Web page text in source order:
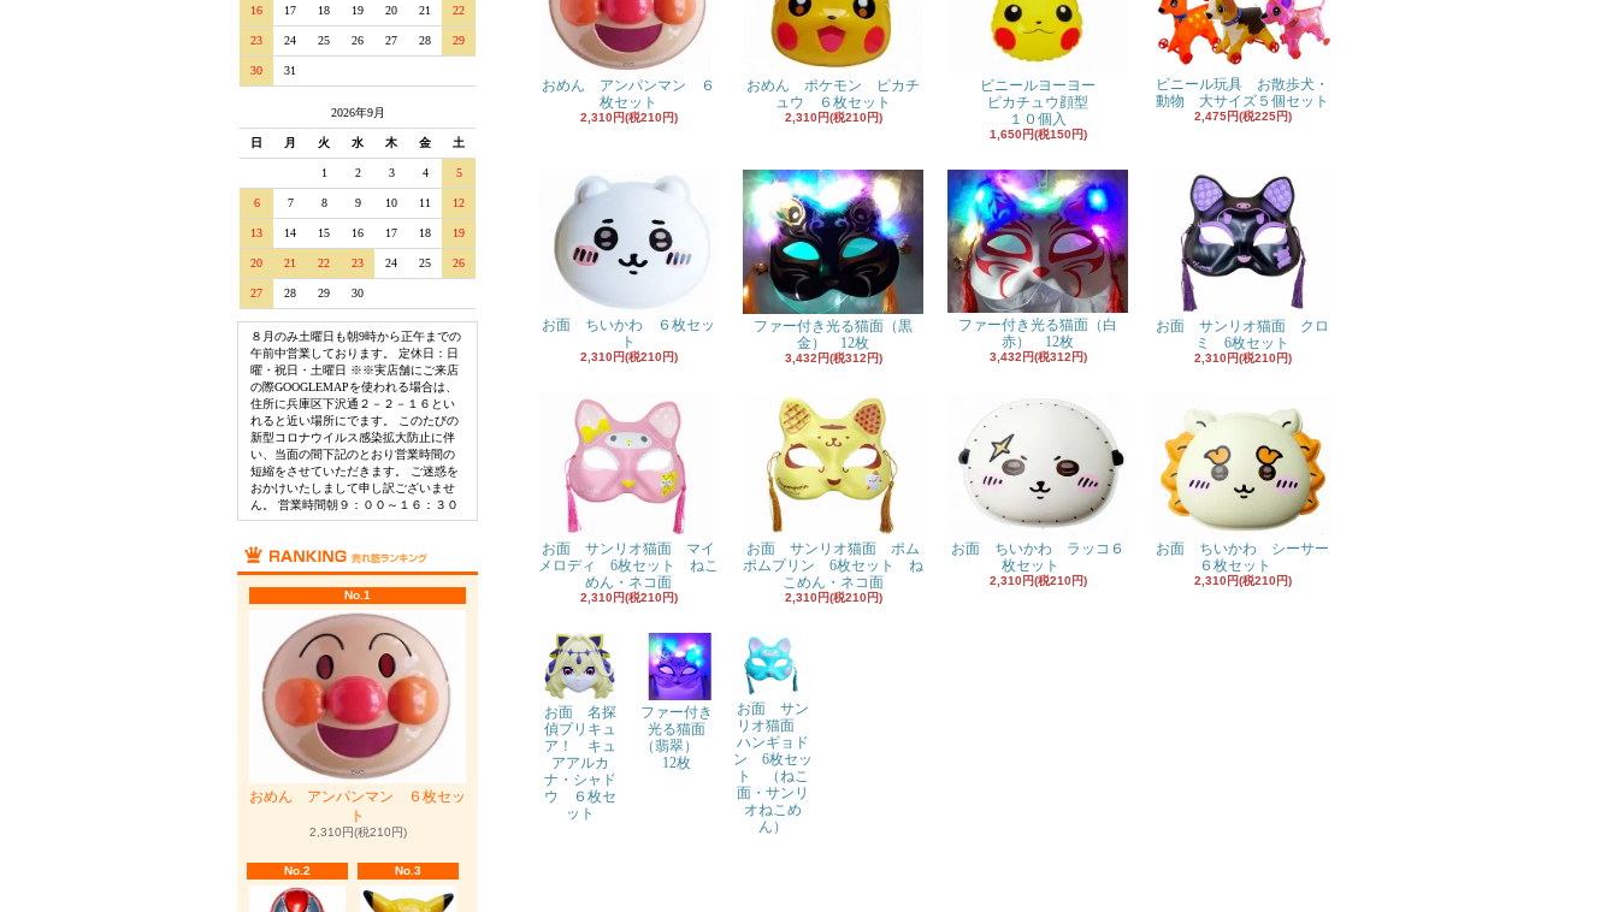
16 17 18 19 20 21 22
23 24 25 26 27 28 29
30 31
2026年9月
日 月 火 水 木 金 土
1 2 3 4 5
6 7 8 9 10 11 12
13 14 15 16 17 18 19
20 21 22 23 24 25 26
27 28 29 30
８月のみ土曜日も朝9時から正午までの
午前中営業しております。 定休日：日
曜・祝日・土曜日 ※※実店舗にご来店
の際GOOGLEMAPを使われる場合は、
住所に兵庫区下沢通２－２－１６とい
れると近い場所にでます。 このたびの
新型コロナウイルス感染拡大防止に伴
い、当面の間下記のとおり営業時間の
短縮をさせていただきます。 ご迷惑を
おかけいたしまして申し訳ございませ
ん。 営業時間朝９：００～１６：３０
No.1
おめん アンパンマン ６枚セッ
ト
2,310円(税210円)
No.2 No.3
おめん アンパンマン ６
枚セット
2,310円(税210円)
おめん ポケモン ピカチ
ュウ ６枚セット
2,310円(税210円)
ビニールヨーヨー
ピカチュウ顔型
１０個入
1,650円(税150円)
ビニール玩具 お散歩犬・
動物 大サイズ５個セット
2,475円(税225円)
お面 ちいかわ ６枚セッ
ト
2,310円(税210円)
ファー付き光る猫面（黒
金） 12枚
3,432円(税312円)
ファー付き光る猫面（白
赤） 12枚
3,432円(税312円)
お面 サンリオ猫面 クロ
ミ 6枚セット
2,310円(税210円)
お面 サンリオ猫面 マイ
メロディ 6枚セット ねこ
めん・ネコ面
2,310円(税210円)
お面 サンリオ猫面 ポム
ポムプリン 6枚セット ね
こめん・ネコ面
2,310円(税210円)
お面 ちいかわ ラッコ６
枚セット
2,310円(税210円)
お面 ちいかわ シーサー
６枚セット
2,310円(税210円)
お面 名探
偵プリキュ
ア！ キュ
アアルカ
ナ・シャド
ウ ６枚セ
ット
ファー付き
光る猫面
（翡翠）
12枚
お面 サン
リオ猫面
ハンギョド
ン 6枚セッ
ト （ねこ
面・サンリ
オねこめ
ん）